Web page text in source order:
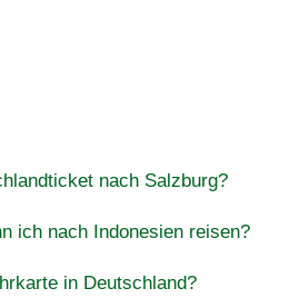
nach Salzburg?
ich nach Indonesien reisen?
in Deutschland?